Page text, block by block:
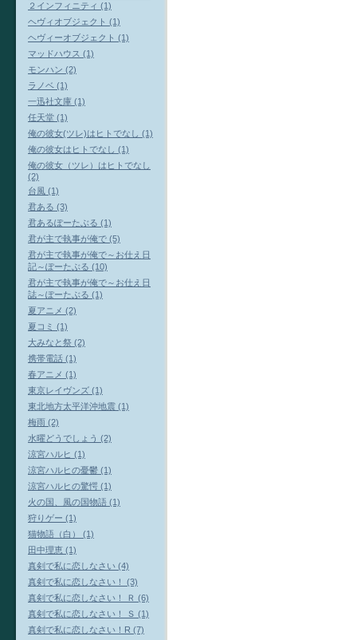
２インフィニティ (1)
ヘヴィオブジェクト (1)
ヘヴィーオブジェクト (1)
マッドハウス (1)
モンハン (2)
ラノベ (1)
一迅社文庫 (1)
任天堂 (1)
俺の彼女(ツレ)はヒトでなし (1)
俺の彼女はヒトでなし (1)
俺の彼女（ツレ）はヒトでなし
(2)
台風 (1)
君ある (3)
君あるぽーたぶる (1)
君が主で執事が俺で (5)
君が主で執事が俺で～お仕え日
記～ぽーたぶる (10)
君が主で執事が俺で～お仕え日
誌～ぽーたぶる (1)
夏アニメ (2)
夏コミ (1)
大みなと祭 (2)
携帯電話 (1)
春アニメ (1)
東京レイヴンズ (1)
東北地方太平洋沖地震 (1)
梅雨 (2)
水曜どうでしょう (2)
涼宮ハルヒ (1)
涼宮ハルヒの憂鬱 (1)
涼宮ハルヒの驚愕 (1)
火の国、風の国物語 (1)
狩りゲー (1)
猫物語（白） (1)
田中理恵 (1)
真剣で私に恋しなさい (4)
真剣で私に恋しなさい！ (3)
真剣で私に恋しなさい！ Ｒ (6)
真剣で私に恋しなさい！ Ｓ (1)
真剣で私に恋しなさい！R (7)